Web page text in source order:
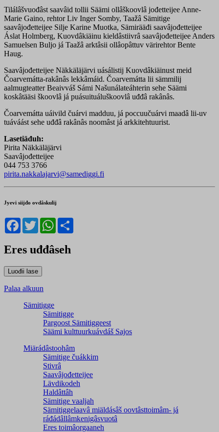
Tilálâšvuođâst saavâid tollii Säämi ollâškoovlâ jođetteijee Anne-
Marie Gaino, rehtor Liv Inger Somby, Taažâ Sämitige
saavâjođetteijee Silje Karine Muotka, Sämirääđi saavâjođetteijee
Áslat Holmberg, Kuovdâkiäinu kieldâstiivrâ saavâjođetteijee Anders
Samuelsen Buljo já Taažâ arktâsii ollâopâttuv värirehtor Bente
Haug.
Saavâjođetteijee Näkkäläjärvi uásálistij Kuovdâkiäinust meid
Čoarvemátta-rakânâs lekkâmáid. Čoarvemátta lii sämmilij
aalmugteatter Beaivváš Sámi Našunálateáhterin sehe Säämi
koskâtääsi škoovlâ já puásuituáluškoovlâ uđđâ rakânâs.
Čoarvemátta uáivild čuárvi madduu, já poccuučuárvi maadâ lii-uv
tuáváást sehe uđđâ rakânâs noomâst já arkkitehtuurist.
Lasetiäđuh:
Pirita Näkkäläjärvi
Saavâjođetteijee
044 753 3766
pirita.nakkalajarvi@samediggi.fi
Jyevi siijđo ovdâskulij
Facebook
TwitterWhatsApp
Eres uđđâseh
Palaa alkuun
Sämitigge
Sämitigge
Pargoost Sämitiggeest
Säämi kulttuurkuávdáš Sajos
Miärádâstoohâm
Sämitige čuákkim
Stivrâ
Saavâjođetteijee
Lävdikodeh
Haldâttâh
Sämitige vaaljah
Sämitiggelaavâ miäldásâš oovtâsttoimâm- já
ráđádâllâmkenigâsvuotâ
Eres toimâorgaaneh